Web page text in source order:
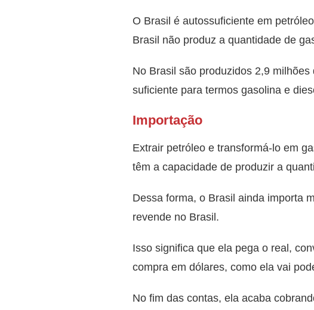
O Brasil é autossuficiente em
Brasil não produz a quantidade de
No Brasil são produzidos 2,9
suficiente para termos gasolina e
Importação
Extrair petróleo e transformá-lo em
têm a capacidade de produzir a
Dessa forma, o Brasil ainda importa
revende no Brasil.
Isso significa que ela pega o real,
compra em dólares, como ela vai
No fim das contas, ela acaba